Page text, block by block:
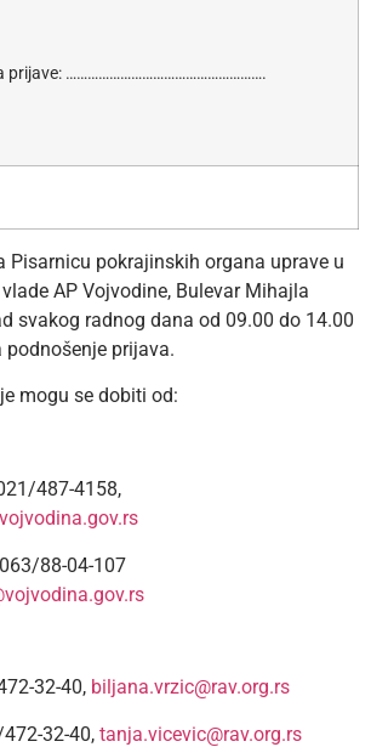
prijave: ……………………………………………….
Pisarnicu pokrajinskih organa uprave u
AP Vojvodine, Bulevar Mihajla
svakog radnog dana od 09.00 do 14.00
prijava.
mogu se dobiti od:
487-4158,
88-04-107
32-40, biljana.vrzic@rav.org.rs
32-40, tanja.vicevic@rav.org.rs